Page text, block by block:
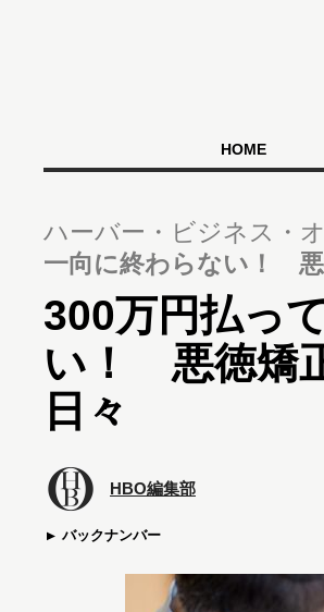
HOME
ハーバー・ビジネス・
一向に終わらない！
300万円払っ
い！ 悪徳矯
日々
HBO編集部
バックナンバー